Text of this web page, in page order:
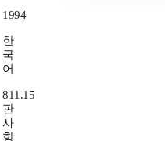
1994
한
국
어
811.15
판
사
항